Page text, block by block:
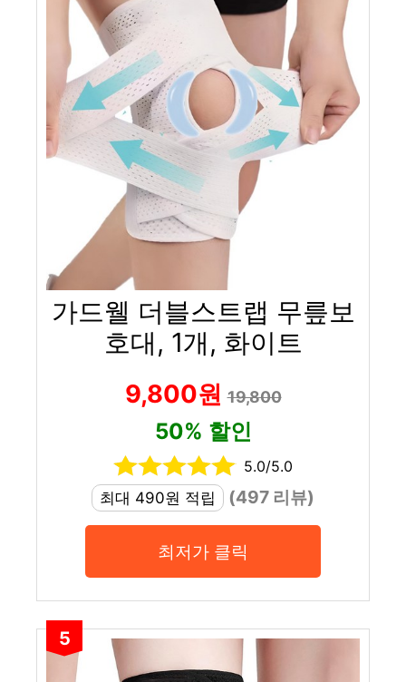
가드웰 더블스트랩 무릎보
호대, 1개, 화이트
9,800원19,800
50% 할인
5.0/5.0
최대 490원 적립
(497 리뷰)
최저가 클릭
5